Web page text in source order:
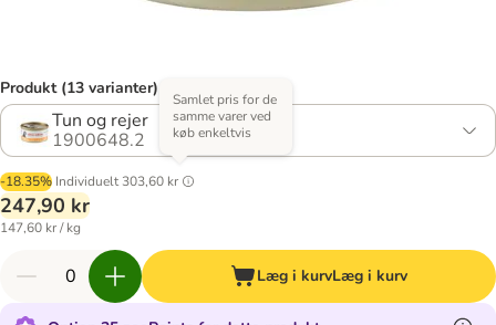
Produkt (13 varianter)
Tun og rejer
1900648.2
-18.35% Individuelt 303,60 kr
Samlet pris for de
samme varer ved
køb enkeltvis
247,90 kr
147,60 kr / kg
Læg i kurvLæg i kurv